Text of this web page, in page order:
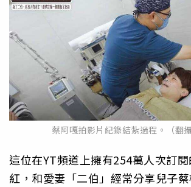
蔡阿嘎拍影片紀錄結紮過程。（翻攝
這位在YT頻道上擁有254萬人次訂
紅，和愛妻「二伯」經常分享兒子